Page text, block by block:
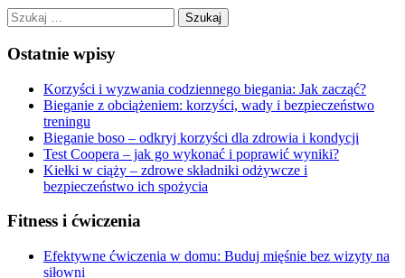
Szukaj:
Ostatnie wpisy
Korzyści i wyzwania codziennego biegania: Jak zacząć?
Bieganie z obciążeniem: korzyści, wady i bezpieczeństwo
treningu
Bieganie boso – odkryj korzyści dla zdrowia i kondycji
Test Coopera – jak go wykonać i poprawić wyniki?
Kiełki w ciąży – zdrowe składniki odżywcze i
bezpieczeństwo ich spożycia
Fitness i ćwiczenia
Efektywne ćwiczenia w domu: Buduj mięśnie bez wizyty na
siłowni